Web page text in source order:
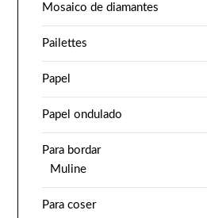
Mosaico de diamantes
Pailettes
Papel
Papel ondulado
Para bordar
Muline
Para coser